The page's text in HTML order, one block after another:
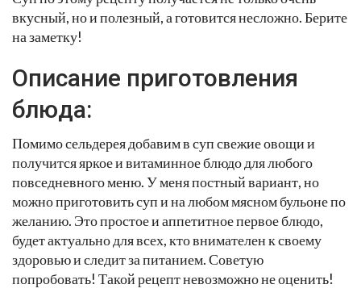
вкусный, но и полезный, а готовится несложно. Берите
на заметку!
Описание приготовления
блюда:
Помимо сельдерея добавим в суп свежие овощи и
получится яркое и витаминное блюдо для любого
повседневного меню. У меня постный вариант, но
можно приготовить суп и на любом мясном бульоне по
желанию. Это простое и аппетитное первое блюдо,
будет актуально для всех, кто внимателен к своему
здоровью и следит за питанием. Советую
попробовать! Такой рецепт невозможно не оценить!